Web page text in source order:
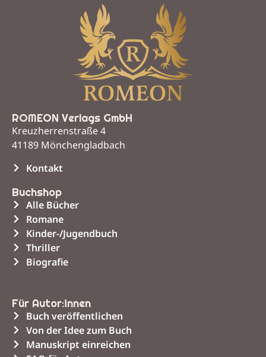
ROMEON Verlags GmbH
Kreuzherrenstraße 4
41189 Mönchengladbach
Kontakt
Buchshop
Alle Bücher
Romane
Kinder-/Jugendbuch
Thriller
Biografie
Für Autor:innen
Buch veröffentlichen
Von der Idee zum Buch
Manuskript einreichen